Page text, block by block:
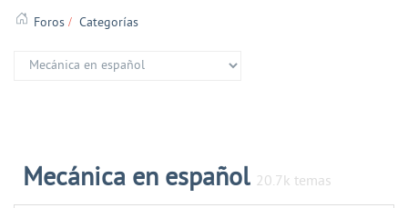
Foros Categorías
Mecánica en español 20.7k temas